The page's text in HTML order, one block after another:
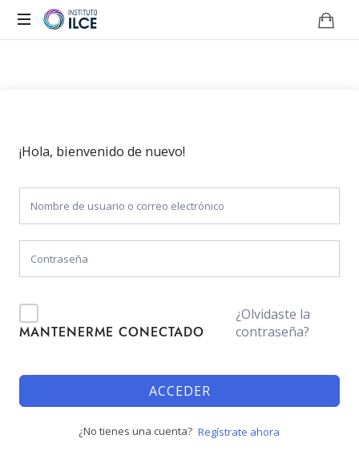
¡Hola, bienvenido de nuevo!
MANTENERME CONECTADO
¿Olvidaste la
contraseña?
ACCEDER
¿No tienes una cuenta? Regístrate ahora